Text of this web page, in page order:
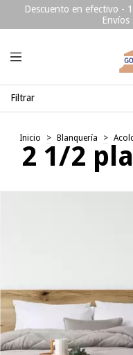
Descuento en efectivo -
Filtrar
Inicio > Blanquería >
2 1/2